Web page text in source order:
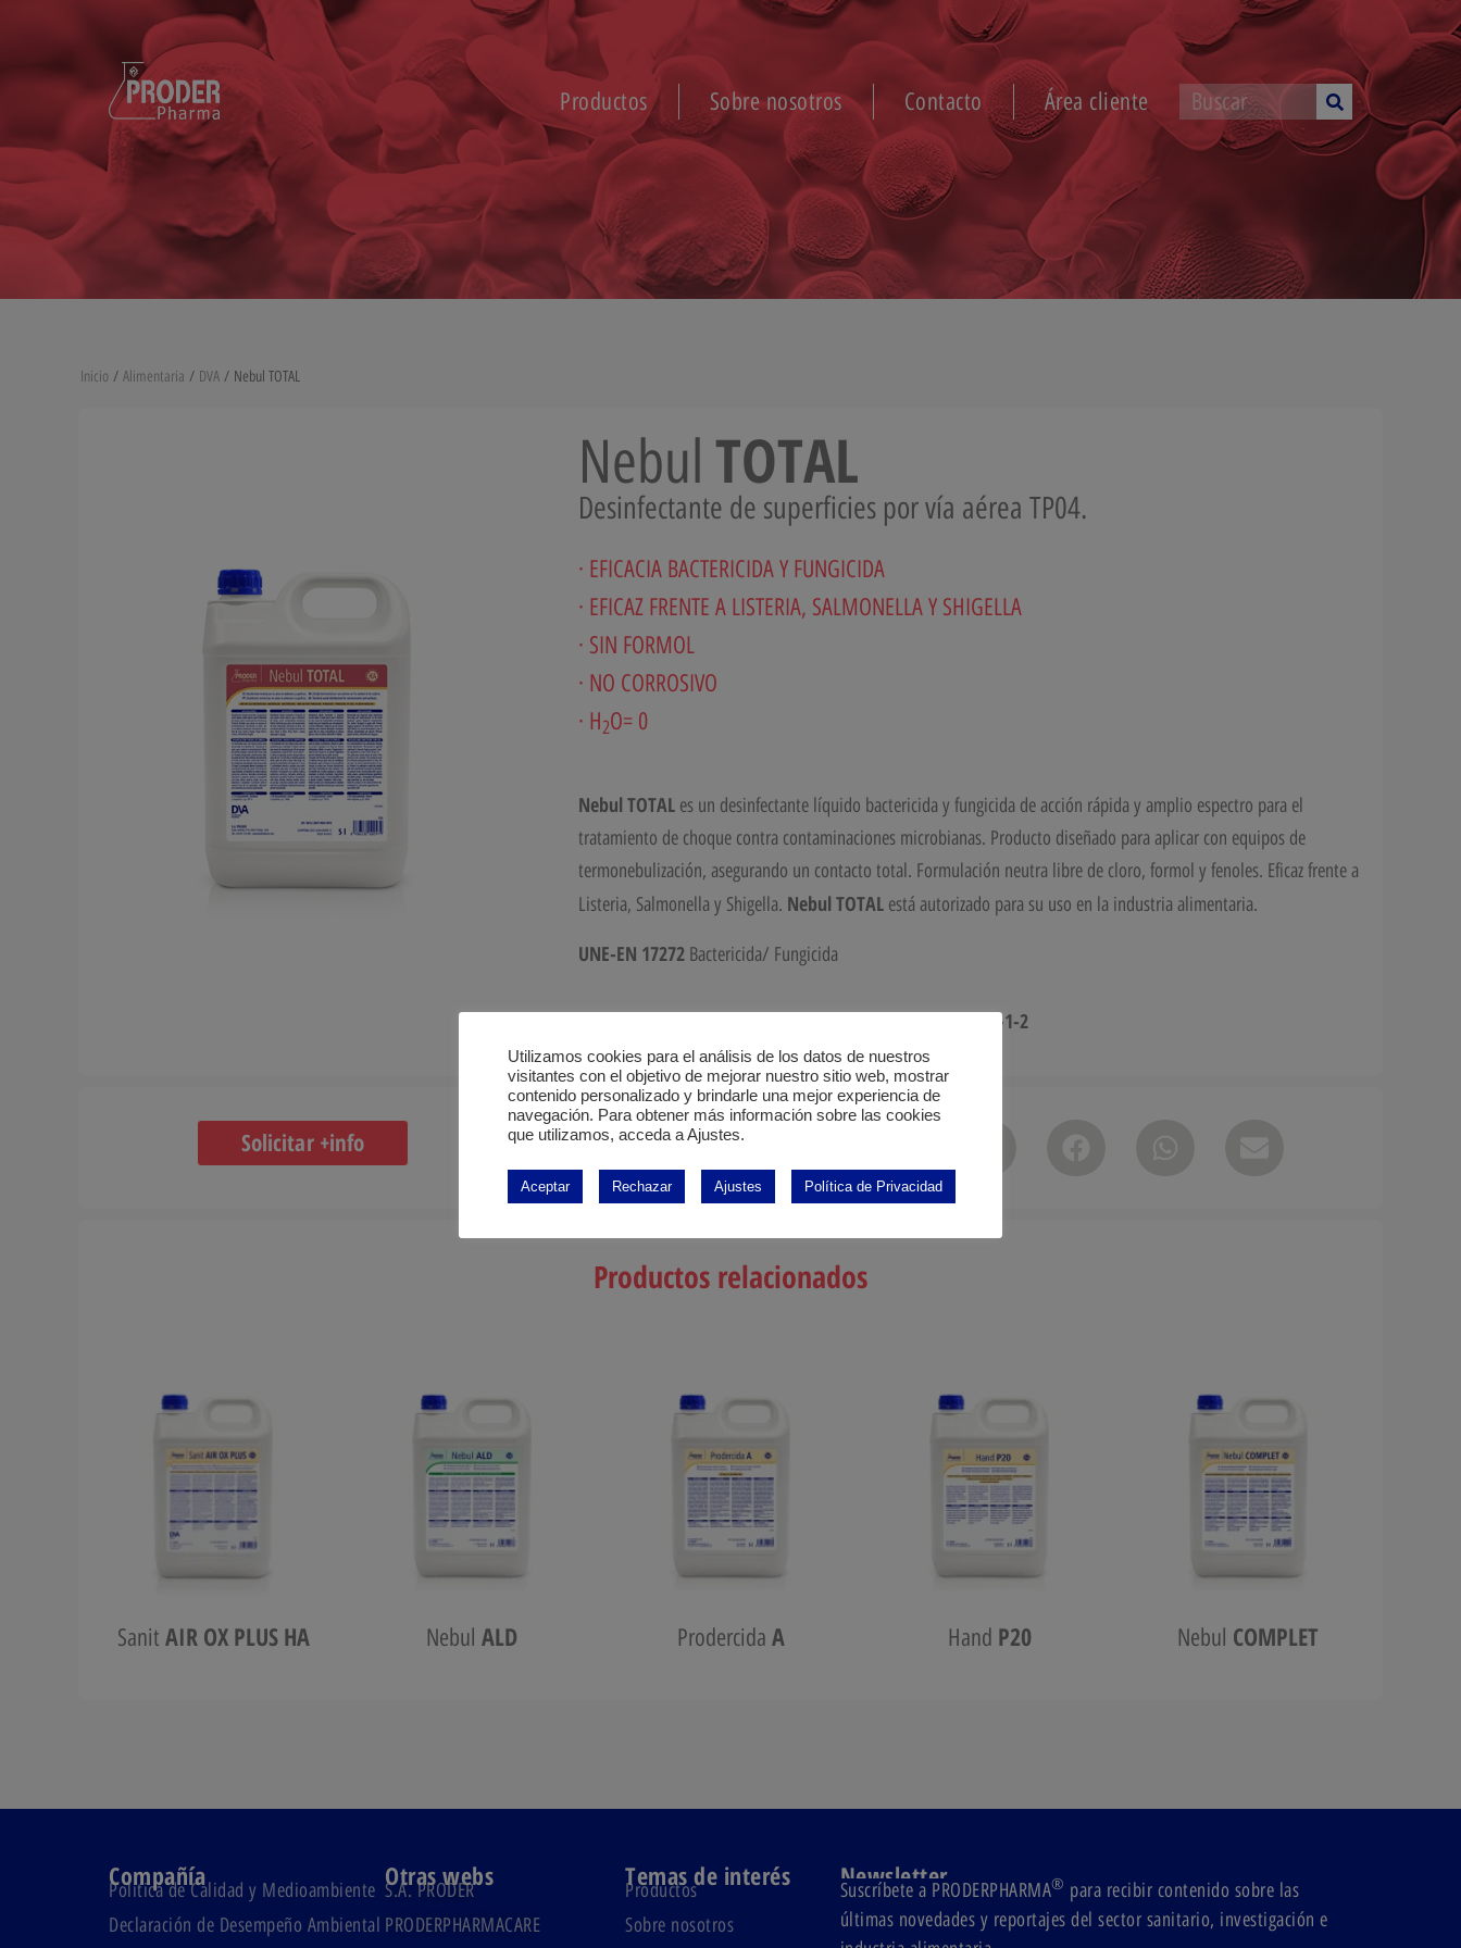
Productos Sobre nosotros Contacto Área cliente
Inicio / Alimentaria / DVA / Nebul TOTAL
Nebul TOTAL
Desinfectante de superficies por vía aérea TP04.
· EFICACIA BACTERICIDA Y FUNGICIDA
· EFICAZ FRENTE A LISTERIA, SALMONELLA Y SHIGELLA
· SIN FORMOL
· NO CORROSIVO
· H2O= 0
Nebul TOTAL es un desinfectante líquido bactericida y fungicida de acción rápida y amplio espectro para el
tratamiento de choque contra contaminaciones microbianas. Producto diseñado para aplicar con equipos de
termonebulización, asegurando un contacto total. Formulación neutra libre de cloro, formol y fenoles. Eficaz frente a
Listeria, Salmonella y Shigella. Nebul TOTAL está autorizado para su uso en la industria alimentaria.
UNE-EN 17272 Bactericida/ Fungicida
Nº de autorización BPR: ES/APPF(NA)-2024-02/04-00953-1-2
Solicitar +info Comparte con quien tu quieras
Productos relacionados
Sanit AIR OX PLUS HA Nebul ALD Prodercida A Hand P20 Nebul COMPLET
Compañía
Política de Calidad y Medioambiente
Declaración de Desempeño Ambiental
Otras webs
S.A. PRODER
PRODERPHARMACARE
Temas de interés
Productos
Sobre nosotros
Newsletter
Suscríbete a PRODERPHARMA® para recibir contenido sobre las
últimas novedades y reportajes del sector sanitario, investigación e
Utilizamos cookies para el análisis de los datos de nuestros
visitantes con el objetivo de mejorar nuestro sitio web, mostrar
contenido personalizado y brindarle una mejor experiencia de
navegación. Para obtener más información sobre las cookies
que utilizamos, acceda a Ajustes.
Aceptar Rechazar Ajustes Política de Privacidad